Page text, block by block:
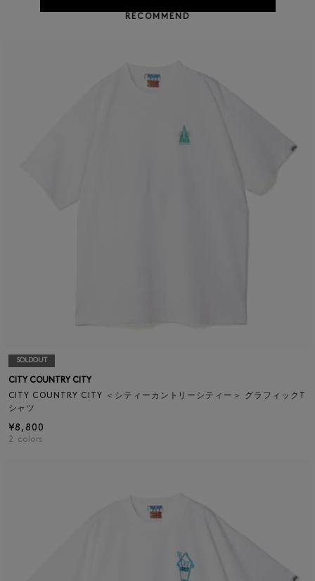
RECOMMEND
SOLDOUT
CITY COUNTRY CITY
CITY COUNTRY CITY ＜シティーカントリーシティー＞ グラフィックT
シャツ
¥8,800
2 colors